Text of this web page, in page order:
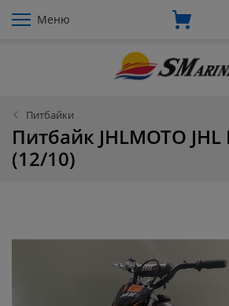
Меню
Питбайки
Питбайк JHLMOTO JHL
(12/10)